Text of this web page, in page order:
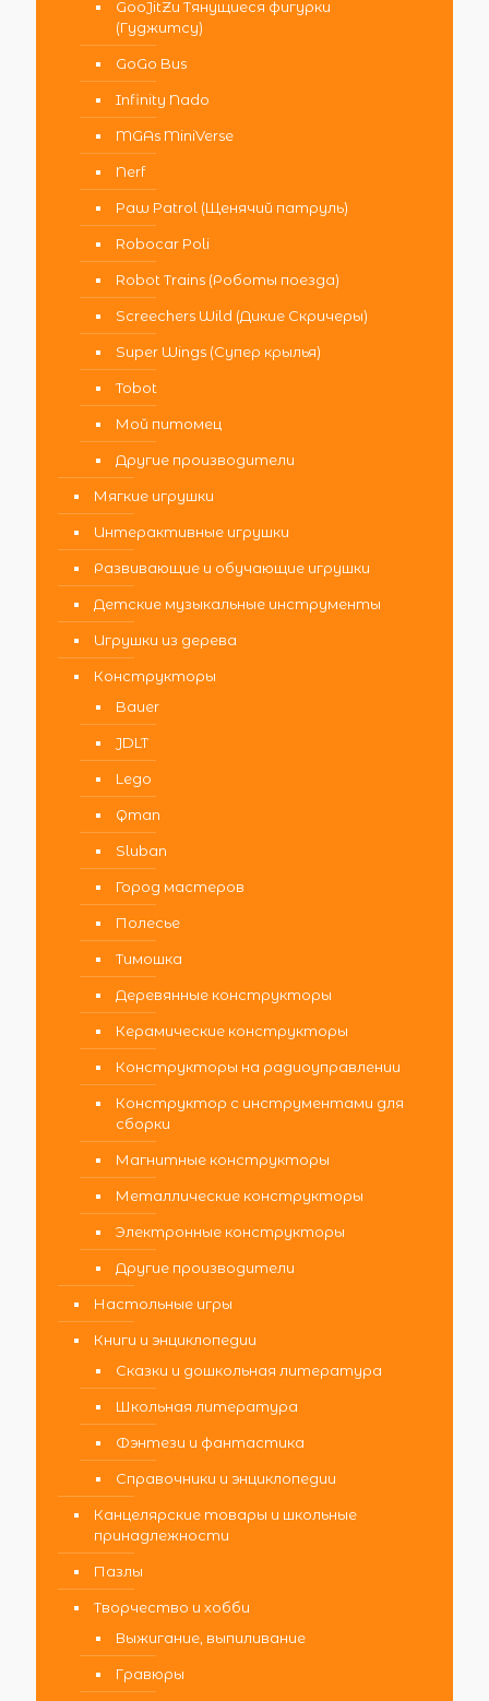
GooJitZu Тянущиеся фигурки
(Гуджитсу)
GoGo Bus
Infinity Nado
MGAs MiniVerse
Nerf
Paw Patrol (Щенячий патруль)
Robocar Poli
Robot Trains (Роботы поезда)
Screechers Wild (Дикие Скричеры)
Super Wings (Супер крылья)
Tobot
Мой питомец
Другие производители
Мягкие игрушки
Интерактивные игрушки
Развивающие и обучающие игрушки
Детские музыкальные инструменты
Игрушки из дерева
Конструкторы
Bauer
JDLT
Lego
Qman
Sluban
Город мастеров
Полесье
Тимошка
Деревянные конструкторы
Керамические конструкторы
Конструкторы на радиоуправлении
Конструктор с инструментами для
сборки
Магнитные конструкторы
Металлические конструкторы
Электронные конструкторы
Другие производители
Настольные игры
Книги и энциклопедии
Сказки и дошкольная литература
Школьная литература
Фэнтези и фантастика
Справочники и энциклопедии
Канцелярские товары и школьные
принадлежности
Пазлы
Творчество и хобби
Выжигание, выпиливание
Гравюры